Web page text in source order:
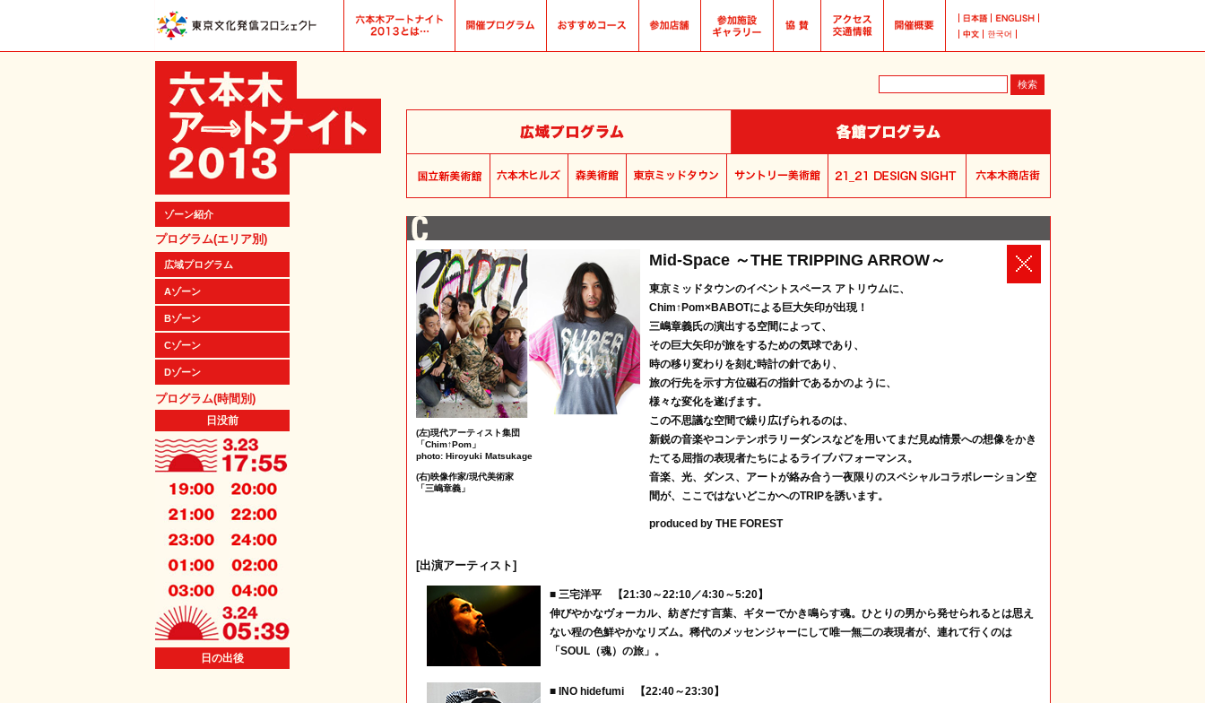
ゾーン紹介
プログラム(エリア別)
広域プログラム
Aゾーン
Bゾーン
Cゾーン
Dゾーン
プログラム(時間別)
日没前
日の出後
(左)現代アーティスト集団
「Chim↑Pom」
photo: Hiroyuki Matsukage
(右)映像作家/現代美術家
「三嶋章義」
Mid-Space ～THE TRIPPING ARROW～
東京ミッドタウンのイベントスペース アトリウムに、
Chim↑Pom×BABOTによる巨大矢印が出現！
三嶋章義氏の演出する空間によって、
その巨大矢印が旅をするための気球であり、
時の移り変わりを刻む時計の針であり、
旅の行先を示す方位磁石の指針であるかのように、
様々な変化を遂げます。
この不思議な空間で繰り広げられるのは、
新鋭の音楽やコンテンポラリーダンスなどを用いてまだ見ぬ情景への想像をかき
たてる屈指の表現者たちによるライブパフォーマンス。
音楽、光、ダンス、アートが絡み合う一夜限りのスペシャルコラボレーション空
間が、ここではないどこかへのTRIPを誘います。
produced by THE FOREST
[出演アーティスト]
■ 三宅洋平 【21:30～22:10／4:30～5:20】
伸びやかなヴォーカル、紡ぎだす言葉、ギターでかき鳴らす魂。ひとりの男から発せられるとは思え
ない程の色鮮やかなリズム。稀代のメッセンジャーにして唯一無二の表現者が、連れて行くのは
「SOUL（魂）の旅」。
■ INO hidefumi 【22:40～23:30】